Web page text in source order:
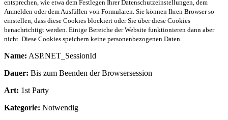
entsprechen, wie etwa dem Festlegen Ihrer Datenschutzeinstellungen, dem
Anmelden oder dem Ausfüllen von Formularen. Sie können Ihren Browser so
einstellen, dass diese Cookies blockiert oder Sie über diese Cookies
benachrichtigt werden. Einige Bereiche der Website funktionieren dann aber
nicht. Diese Cookies speichern keine personenbezogenen Daten.
Name: ASP.NET_SessionId
Dauer: Bis zum Beenden der Browsersession
Art: 1st Party
Kategorie: Notwendig